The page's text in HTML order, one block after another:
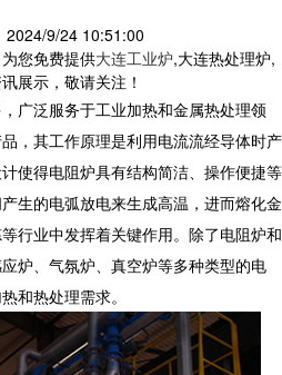
2024/9/24 10:51:00
您免费提供大连工业炉,大连热处理炉,
展示，敬请关注！
广泛服务于工业加热和金属热处理领
，其工作原理是利用电流流经导体时产
使得电阻炉具有结构简洁、操作便捷等
生的电弧放电来生成高温，进而熔化金
行业中发挥着关键作用。除了电阻炉和
炉、气氛炉、真空炉等多种类型的电
和热处理需求。